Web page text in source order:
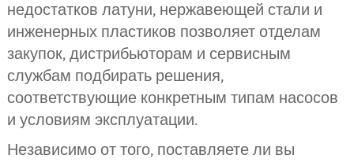
недостатков латуни, нержавеющей стали и
инженерных пластиков позволяет отделам
закупок, дистрибьюторам и сервисным
службам подбирать решения,
соответствующие конкретным типам насосов
и условиям эксплуатации.
Независимо от того, поставляете ли вы